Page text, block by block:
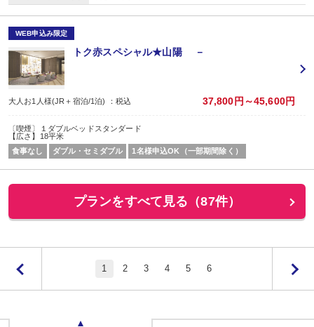
WEB申込み限定
トク赤スペシャル★山陽 －
大人お1人様(JR＋宿泊/1泊) ：税込 37,800円～45,600円
〔喫煙〕１ダブルベッドスタンダード
【広さ】18平米
食事なし
ダブル・セミダブル 1名様申込OK（一部期間除く）
プランをすべて見る（87件）
1 2 3 4 5 6